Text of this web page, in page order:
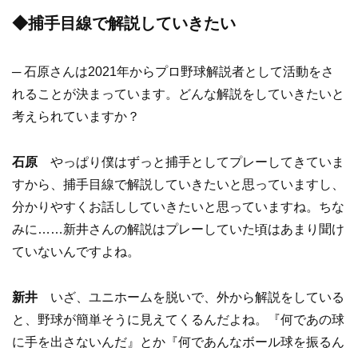
◆捕手目線で解説していきたい
─ 石原さんは2021年からプロ野球解説者として活動をさ
れることが決まっています。どんな解説をしていきたいと
考えられていますか？
石原 やっぱり僕はずっと捕手としてプレーしてきていま
すから、捕手目線で解説していきたいと思っていますし、
分かりやすくお話ししていきたいと思っていますね。ちな
みに……新井さんの解説はプレーしていた頃はあまり聞け
ていないんですよね。
新井 いざ、ユニホームを脱いで、外から解説をしている
と、野球が簡単そうに見えてくるんだよね。『何であの球
に手を出さないんだ』とか『何であんなボール球を振るん